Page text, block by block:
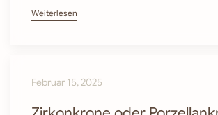
Weiterlesen
Februar 15, 2025